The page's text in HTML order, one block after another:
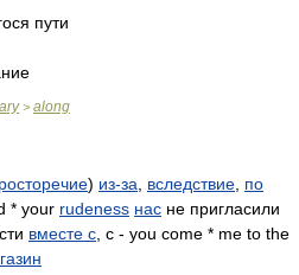
пути
> along
) из-за вследствие по
* your rudeness нас не пригласили
вместе с , с - you come * me to the